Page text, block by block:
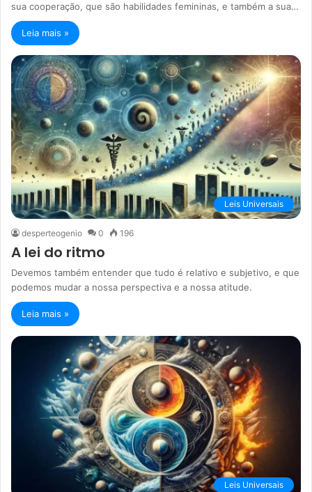
sua cooperação, que são habilidades femininas, e também a sua…
Leia mais »
Leis Universais
desperteogenio 0 196
A lei do ritmo
Devemos também entender que tudo é relativo e subjetivo, e que
podemos mudar a nossa perspectiva e a nossa atitude.
Leia mais »
Leis Universais